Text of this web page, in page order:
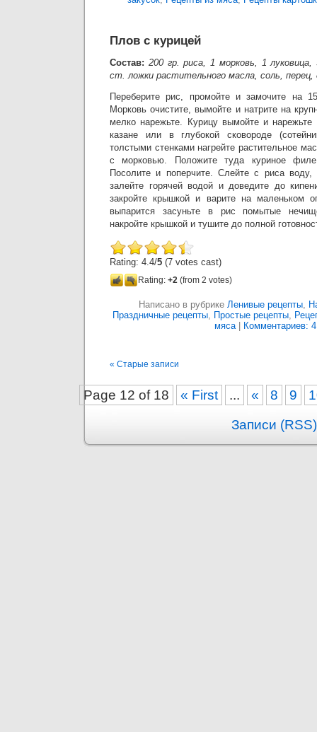
Плов с курицей
Состав: 200 гр. риса, 1 морковь, 1
ст. ложки растительного масла, соль, перец,
Переберите рис, промойте и замочите на
Морковь очистите, вымойте и натрите на
мелко нарежьте. Курицу вымойте и
казане или в глубокой сковороде
толстыми стенками нагрейте растительное
с морковью. Положите туда куриное
Посолите и поперчите. Слейте с риса воду,
залейте горячей водой и доведите до
закройте крышкой и варите на маленьком
выпарится засуньте в рис помытые
накройте крышкой и тушите до полной
Rating: 4.4/5 (7 votes cast)
Rating: +2 (from 2 votes)
Написано в рубрике Ленивые рецепты,
Праздничные рецепты, Простые рецепты,
мяса| Комментариев:
« Старые записи
Page 12 of 18 « First ... « 8 9
Записи (RSS)